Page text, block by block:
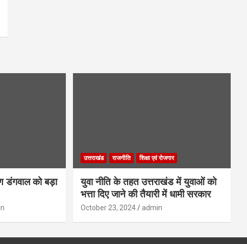
डंगवाल को बड़ा
उत्तराखंड राजनीति शिक्षा एवं रोजगार
युवा नीति के तहत उत्तराखंड में युवाओं को
भत्ता दिए जाने की तैयारी में धामी सरकार
October 23, 2024 admin